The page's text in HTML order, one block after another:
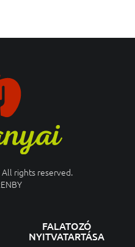
rights reserved.
FALATOZÓ
NYITVATARTÁSA